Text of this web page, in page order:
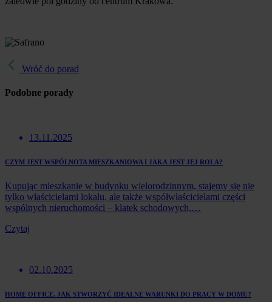
Wróć do porad
Podobne porady
13.11.2025
CZYM JEST WSPÓLNOTA MIESZKANIOWA I JAKA JEST JEJ ROLA?
Kupując mieszkanie w budynku wielorodzinnym, stajemy się nie
tylko właścicielami lokalu, ale także współwłaścicielami części
wspólnych nieruchomości – klatek schodowych,…
Czytaj
02.10.2025
HOME OFFICE. JAK STWORZYĆ IDEALNE WARUNKI DO PRACY W DOMU?